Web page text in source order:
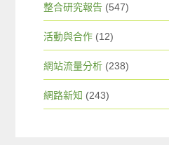
整合研究報告 (547)
活動與合作 (12)
網站流量分析 (238)
網路新知 (243)